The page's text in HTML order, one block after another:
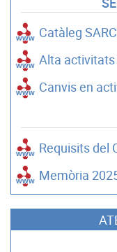
Catàleg
Alta activitats
Canvis en
Requisits del
Memòria